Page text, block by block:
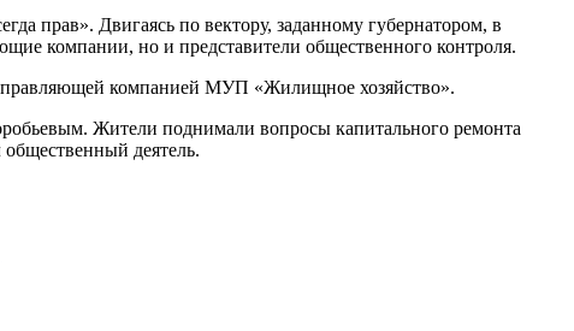
прав». Двигаясь по вектору, заданному губернатором, в
компании, но и представители общественного контроля.
компанией МУП «Жилищное хозяйство».
Жители поднимали вопросы капитального ремонта
деятель.